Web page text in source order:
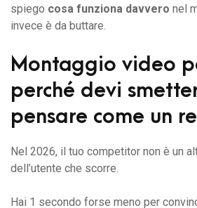
spiego cosa funziona davvero nel
invece è da buttare.
Montaggio video
perché devi
pensare come un
Nel 2026, il tuo competitor non è un
dell’utente che scorre.
Hai 1 secondo forse meno per